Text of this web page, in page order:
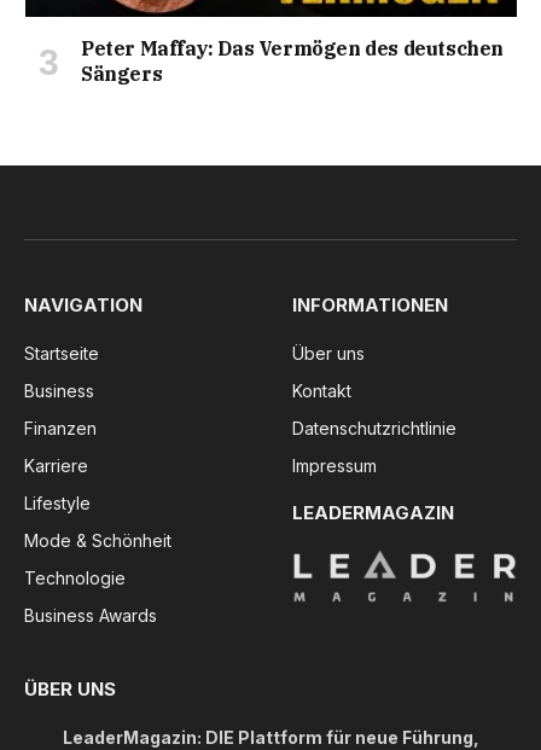
Peter Maffay: Das Vermögen des deutschen
Sängers
NAVIGATION
Startseite
Business
Finanzen
Karriere
Lifestyle
Mode & Schönheit
Technologie
Business Awards
INFORMATIONEN
Über uns
Kontakt
Datenschutzrichtlinie
Impressum
LEADERMAGAZIN
ÜBER UNS
LeaderMagazin: DIE Plattform für neue Führung,